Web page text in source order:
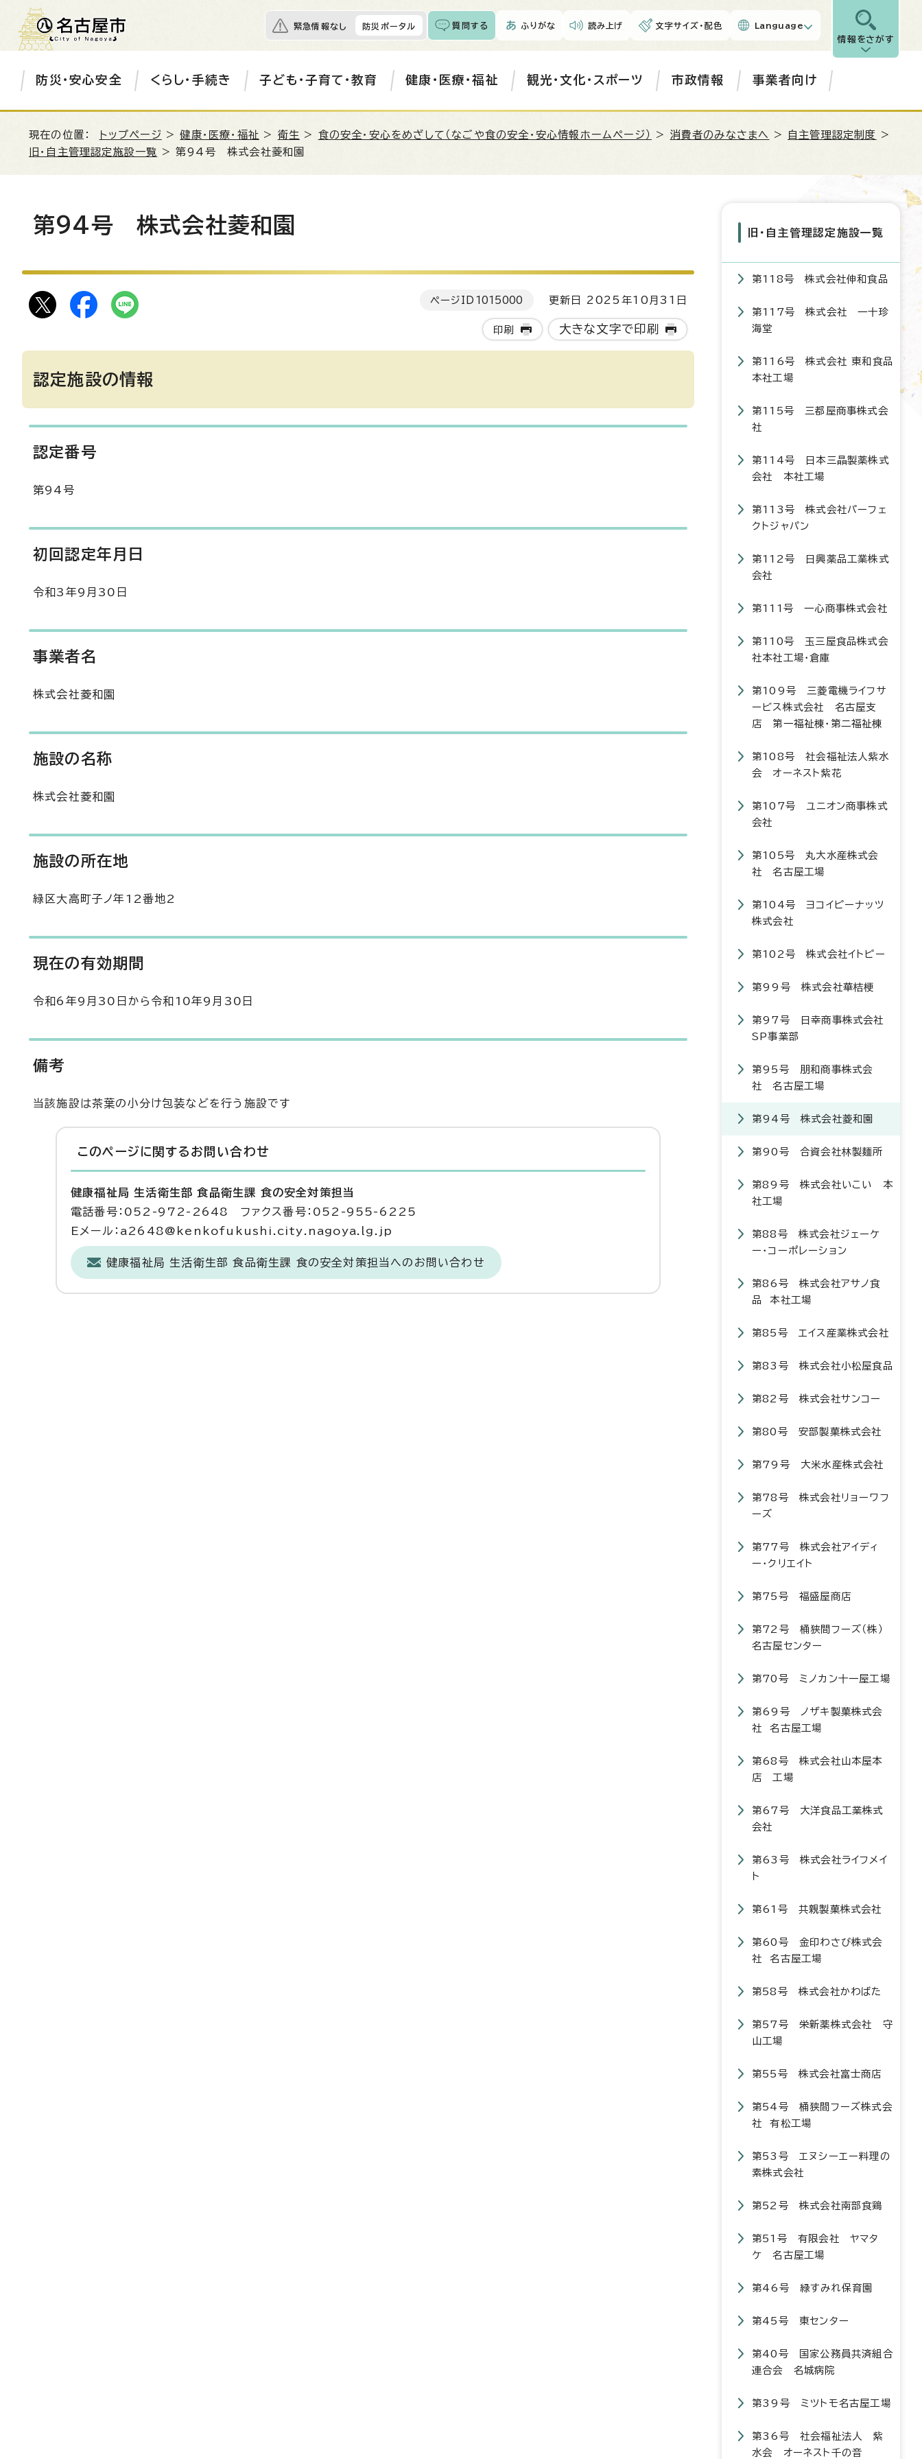
緊急情報なし 防災ポータル 質問する ふりがな 読み上げ 文字サイズ・配色 Language
情報をさがす
防災・安心安全 くらし・手続き 子ども・子育て・教育 健康・医療・福祉 観光・文化・スポーツ 市政情報 事業者向け
現在の位置： トップページ >健康・医療・福祉 > 衛生 > 食の安全・安心をめざして（なごや食の安全・安心情報ホームページ） > 消費者のみなさまへ > 自主管理認定制度
>
旧・自主管理認定施設一覧 > 第94号 株式会社菱和園
第94号 株式会社菱和園
ページID 1015000 更新日 2025年10月31日
印刷 大きな文字で印刷
認定施設の情報
認定番号
第94号
初回認定年月日
令和3年9月30日
事業者名
株式会社菱和園
施設の名称
株式会社菱和園
施設の所在地
緑区大高町子ノ年12番地2
現在の有効期間
令和6年9月30日から令和10年9月30日
備考
当該施設は茶葉の小分け包装などを行う施設です
このページに関する お問い合わせ
健康福祉局 生活衛生部 食品衛生課 食の安全対策担当
電話番号：052-972-2648 ファクス番号：052-955-6225
Eメール：a2648@kenkofukushi.city.nagoya.lg.jp
健康福祉局 生活衛生部 食品衛生課 食の安全対策担当へのお問い合わせ
旧・自主管理認定施設一覧
第118号 株式会社伸和食品
第117号 株式会社 一十珍
海堂
第116号 株式会社 東和食品
本社工場
第115号 三都屋商事株式会
社
第114号 日本三晶製薬株式
会社 本社工場
第113号 株式会社パーフェ
クトジャパン
第112号 日興薬品工業株式
会社
第111号 一心商事株式会社
第110号 玉三屋食品株式会
社本社工場・倉庫
第109号 三菱電機ライフサ
ービス株式会社 名古屋支
店 第一福祉棟・第二福祉棟
第108号 社会福祉法人紫水
会 オーネスト紫花
第107号 ユニオン商事株式
会社
第105号 丸大水産株式会
社 名古屋工場
第104号 ヨコイピーナッツ
株式会社
第102号 株式会社イトピー
第99号 株式会社華桔梗
第97号 日幸商事株式会社
SP事業部
第95号 朋和商事株式会
社 名古屋工場
第94号 株式会社菱和園
第90号 合資会社林製麺所
第89号 株式会社いこい 本
社工場
第88号 株式会社ジェーケ
ー・コーポレーション
第86号 株式会社アサノ食
品 本社工場
第85号 エイス産業株式会社
第83号 株式会社小松屋食品
第82号 株式会社サンコー
第80号 安部製菓株式会社
第79号 大米水産株式会社
第78号 株式会社リョーワフ
ーズ
第77号 株式会社アイディ
ー・クリエイト
第75号 福盛屋商店
第72号 桶狭間フーズ（株）
名古屋センター
第70号 ミノカン十一屋工場
第69号 ノザキ製菓株式会
社 名古屋工場
第68号 株式会社山本屋本
店 工場
第67号 大洋食品工業株式
会社
第63号 株式会社ライフメイ
ト
第61号 共親製菓株式会社
第60号 金印わさび株式会
社 名古屋工場
第58号 株式会社かわばた
第57号 栄新薬株式会社 守
山工場
第55号 株式会社富士商店
第54号 桶狭間フーズ株式会
社 有松工場
第53号 エヌシーエー料理の
素株式会社
第52号 株式会社南部食鶏
第51号 有限会社 ヤマタ
ケ 名古屋工場
第46号 緑すみれ保育園
第45号 東センター
第40号 国家公務員共済組合
連合会 名城病院
第39号 ミツトモ名古屋工場
第36号 社会福祉法人 紫
水会 オーネスト千の音